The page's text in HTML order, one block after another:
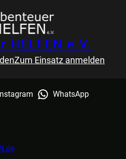
HELFEN e.V.
Zum Einsatz anmelden
Instagram WhatsApp